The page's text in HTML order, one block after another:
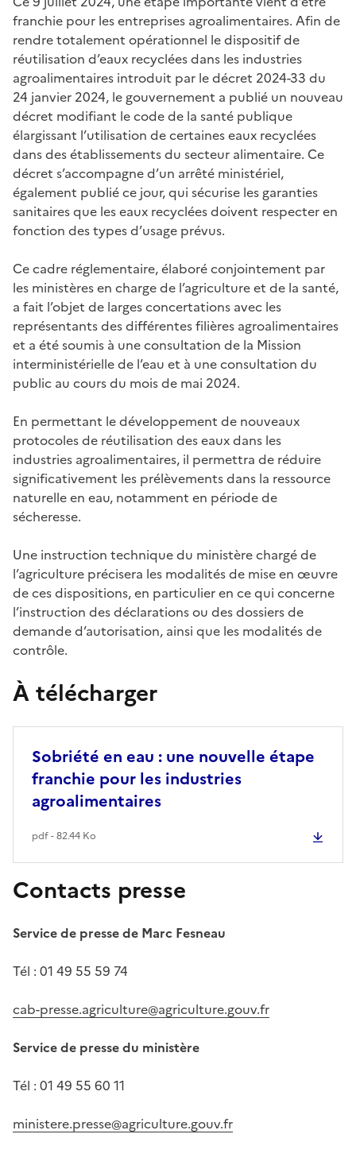
franchie pour les entreprises agroalimentaires. Afin de
rendre totalement opérationnel le dispositif de
réutilisation d’eaux recyclées dans les industries
agroalimentaires introduit par le décret 2024-33 du
24 janvier 2024, le gouvernement a publié un nouveau
décret modifiant le code de la santé publique
élargissant l’utilisation de certaines eaux recyclées
dans des établissements du secteur alimentaire. Ce
décret s’accompagne d’un arrêté ministériel,
également publié ce jour, qui sécurise les garanties
sanitaires que les eaux recyclées doivent respecter en
fonction des types d’usage prévus.
Ce cadre réglementaire, élaboré conjointement par
les ministères en charge de l’agriculture et de la santé,
a fait l’objet de larges concertations avec les
représentants des différentes filières agroalimentaires
et a été soumis à une consultation de la Mission
interministérielle de l’eau et à une consultation du
public au cours du mois de mai 2024.
En permettant le développement de nouveaux
protocoles de réutilisation des eaux dans les
industries agroalimentaires, il permettra de réduire
significativement les prélèvements dans la ressource
naturelle en eau, notamment en période de
sécheresse.
Une instruction technique du ministère chargé de
l’agriculture précisera les modalités de mise en œuvre
de ces dispositions, en particulier en ce qui concerne
l’instruction des déclarations ou des dossiers de
demande d’autorisation, ainsi que les modalités de
contrôle.
À télécharger
Sobriété en eau : une nouvelle étape
franchie pour les industries
agroalimentaires
pdf - 82.44 Ko
Contacts presse
Service de presse de Marc Fesneau
Tél : 01 49 55 59 74
cab-presse.agriculture@agriculture.gouv.fr
Service de presse du ministère
Tél : 01 49 55 60 11
ministere.presse@agriculture.gouv.fr